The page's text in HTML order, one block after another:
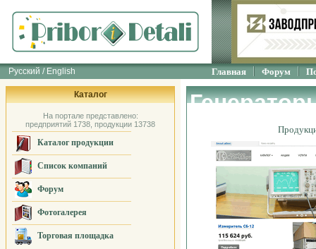
Русский / English Главная Форум
Каталог
На портале представлено:
предприятий 1738, продукции 13738
Каталог продукции
Список компаний
Форум
Фотогалерея
Торговая площадка